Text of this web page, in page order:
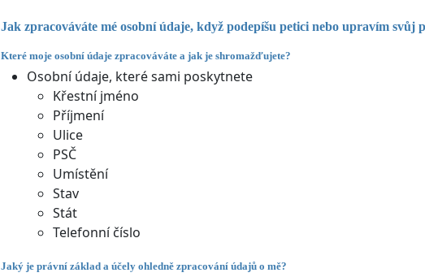
Jak zpracováváte mé osobní údaje, když podepíšu petici nebo upravím svůj
Které moje osobní údaje zpracováváte a jak je shromažďujete?
Osobní údaje, které sami poskytnete
Křestní jméno
Příjmení
Ulice
PSČ
Umístění
Stav
Stát
Telefonní číslo
Jaký je právní základ a účely ohledně zpracování údajů o mě?